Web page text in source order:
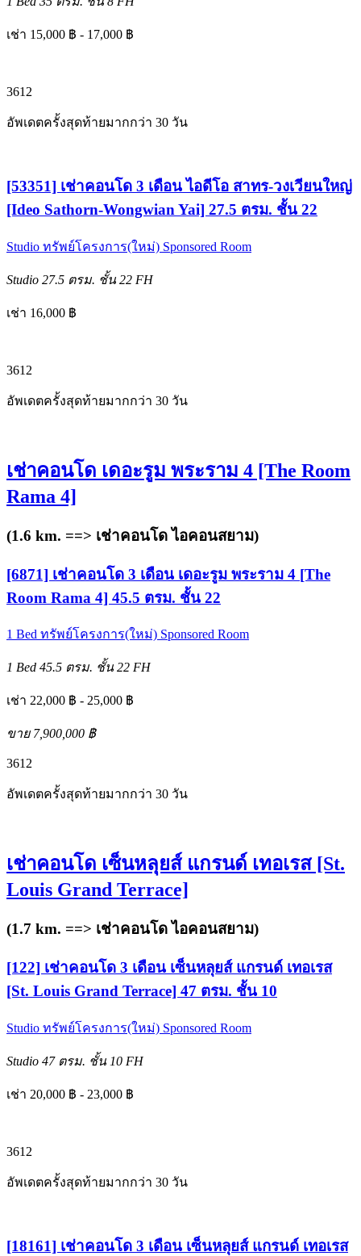
เช่า 15,000 ฿ - 17,000 ฿
3612
อัพเดตครั้งสุดท้ายมากกว่า 30 วัน
[53351] เช่าคอนโด 3 เดือน ไอดีโอ สาทร-วงเวียนใหญ่
[Ideo Sathorn-Wongwian Yai] 27.5 ตรม. ชั้น 22
Studio ทรัพย์โครงการ(ใหม่) Sponsored Room
Studio 27.5 ตรม. ชั้น 22 FH
เช่า 16,000 ฿
3612
อัพเดตครั้งสุดท้ายมากกว่า 30 วัน
เช่าคอนโด เดอะรูม พระราม 4 [The Room
Rama 4]
(1.6 km. ==> เช่าคอนโด ไอคอนสยาม)
[6871] เช่าคอนโด 3 เดือน เดอะรูม พระราม 4 [The
Room Rama 4] 45.5 ตรม. ชั้น 22
1 Bed ทรัพย์โครงการ(ใหม่) Sponsored Room
1 Bed 45.5 ตรม. ชั้น 22 FH
เช่า 22,000 ฿ - 25,000 ฿
ขาย 7,900,000 ฿
3612
อัพเดตครั้งสุดท้ายมากกว่า 30 วัน
เช่าคอนโด เซ็นหลุยส์ แกรนด์ เทอเรส [St.
Louis Grand Terrace]
(1.7 km. ==> เช่าคอนโด ไอคอนสยาม)
[122] เช่าคอนโด 3 เดือน เซ็นหลุยส์ แกรนด์ เทอเรส
[St. Louis Grand Terrace] 47 ตรม. ชั้น 10
Studio ทรัพย์โครงการ(ใหม่) Sponsored Room
Studio 47 ตรม. ชั้น 10 FH
เช่า 20,000 ฿ - 23,000 ฿
3612
อัพเดตครั้งสุดท้ายมากกว่า 30 วัน
[18161] เช่าคอนโด 3 เดือน เซ็นหลุยส์ แกรนด์ เทอเรส